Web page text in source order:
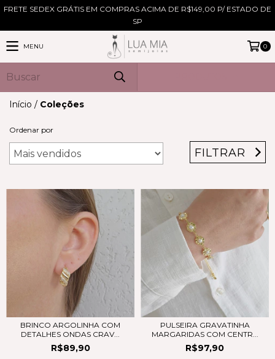
FRETE SEDEX GRÁTIS EM COMPRAS ACIMA DE R$149,00 P/ ESTADO DE
SP
MENU 0
Início / Coleções
Ordenar por
FILTRAR
BRINCO ARGOLINHA COM
DETALHES ONDAS CRAV...
R$89,90
PULSEIRA GRAVATINHA
MARGARIDAS COM CENTR...
R$97,90